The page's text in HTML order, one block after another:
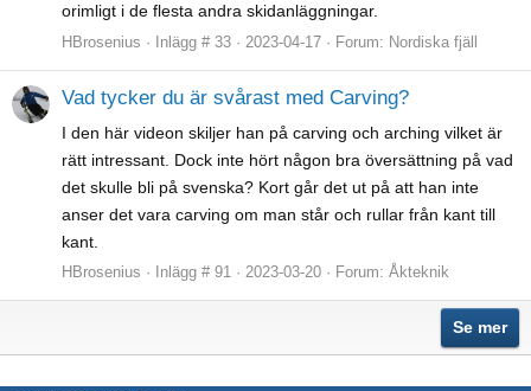
orimligt i de flesta andra skidanläggningar.
HBrosenius Inlägg # 33 2023-04-17 Forum: Nordiska fjäll
Vad tycker du är svårast med Carving?
I den här videon skiljer han på carving och arching vilket är
rätt intressant. Dock inte hört någon bra översättning på vad
det skulle bli på svenska? Kort går det ut på att han inte
anser det vara carving om man står och rullar från kant till
kant.
HBrosenius Inlägg # 91 2023-03-20 Forum: Åkteknik
Se mer